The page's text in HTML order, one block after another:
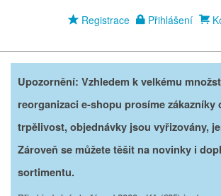
Registrace Přihlášení
Upozornění: Vzhledem k velkému
reorganizaci e-shopu prosíme zákazníky
trpělivost, objednávky jsou vyřizovány,
Zároveň se můžete těšit na novinky i
sortimentu.